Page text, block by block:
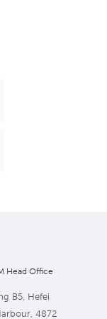
Head Office
B5, Hefei
4872